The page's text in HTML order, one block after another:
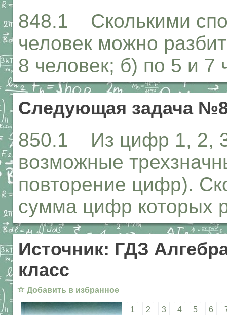
848.1 Сколькими
человек можно
8 человек; б) по 5 и 7
Следующая задача
850.1 Из цифр 1, 2,
возможные
повторение цифр).
сумма цифр
Источник: ГДЗ
класс
☆ Добавить в избранное
1 2 3 4 5 6